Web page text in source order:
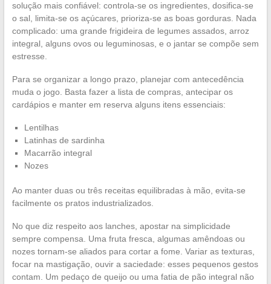
solução mais confiável: controla-se os ingredientes, dosifica-se
o sal, limita-se os açúcares, prioriza-se as boas gorduras. Nada
complicado: uma grande frigideira de legumes assados, arroz
integral, alguns ovos ou leguminosas, e o jantar se compõe sem
estresse.
Para se organizar a longo prazo, planejar com antecedência
muda o jogo. Basta fazer a lista de compras, antecipar os
cardápios e manter em reserva alguns itens essenciais:
Lentilhas
Latinhas de sardinha
Macarrão integral
Nozes
Ao manter duas ou três receitas equilibradas à mão, evita-se
facilmente os pratos industrializados.
No que diz respeito aos lanches, apostar na simplicidade
sempre compensa. Uma fruta fresca, algumas amêndoas ou
nozes tornam-se aliados para cortar a fome. Variar as texturas,
focar na mastigação, ouvir a saciedade: esses pequenos gestos
contam. Um pedaço de queijo ou uma fatia de pão integral não